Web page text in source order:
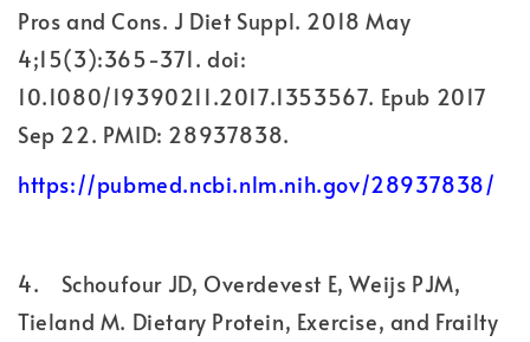
Pros and Cons. J Diet Suppl. 2018 May
4;15(3):365-371. doi:
10.1080/19390211.2017.1353567. Epub 2017
Sep 22. PMID: 28937838.
https://pubmed.ncbi.nlm.nih.gov/28937838/
4.
Schoufour JD, Overdevest E, Weijs PJM,
Tieland M. Dietary Protein, Exercise, and Frailty